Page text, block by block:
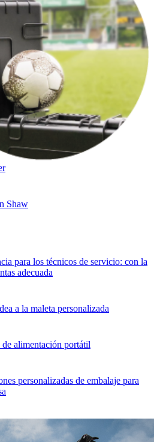
Shaw
para los técnicos de servicio: con la
adecuada
a la maleta personalizada
de alimentación portátil
personalizadas de embalaje para